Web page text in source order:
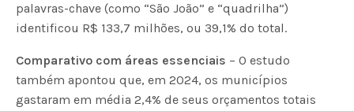
palavras-chave (como “São João” e “quadrilha”)
identificou R$ 133,7 milhões, ou 39,1% do total.
Comparativo com áreas essenciais – O estudo
também apontou que, em 2024, os municípios
gastaram em média 2,4% de seus orçamentos totais